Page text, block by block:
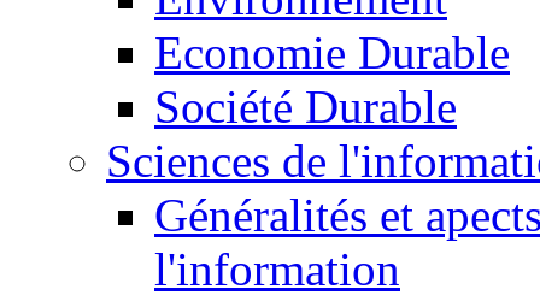
Economie Durable
Société Durable
Sciences de
Généralités et
l'information